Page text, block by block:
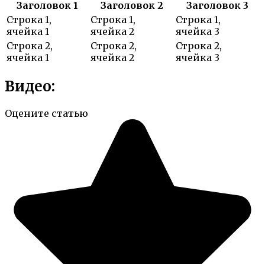
Заголовок 1
Заголовок 2
Заголовок 3
Строка 1,
ячейка 1
Строка 1,
ячейка 2
Строка 1,
ячейка 3
Строка 2,
ячейка 1
Строка 2,
ячейка 2
Строка 2,
ячейка 3
Видео:
Оцените статью